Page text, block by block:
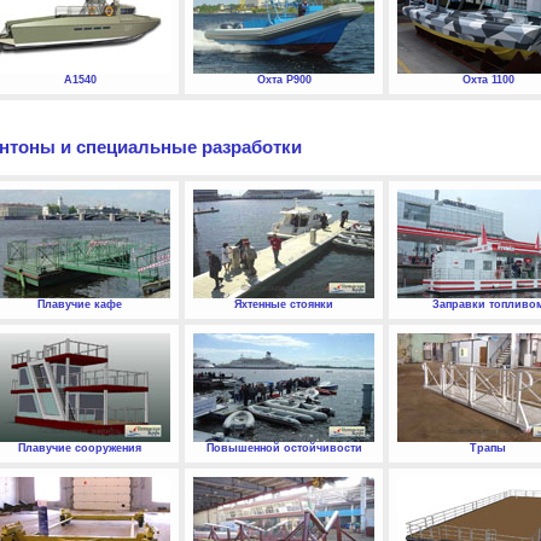
А1540 Охта P900 Охта 1100
и специальные разработки
Плавучие кафе Яхтенные стоянки Заправки
Плавучие сооружения Повышенной остойчивости Трапы